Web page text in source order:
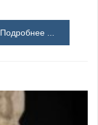
Подробнее ...